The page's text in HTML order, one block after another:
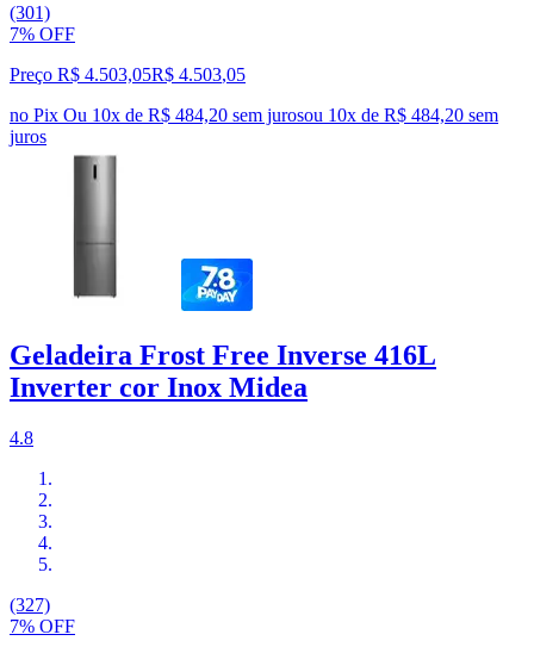
(301)
7% OFF
Preço R$ 4.503,05R$ 4.503,05
no Pix Ou 10x de R$ 484,20 sem jurosou 10x de R$ 484,20 sem
juros
Geladeira Frost Free Inverse 416L
Inverter cor Inox Midea
4.8
(327)
7% OFF